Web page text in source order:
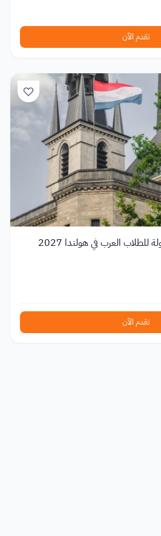
تقدم الآن
منح ماجستير ودكتوراه ممولة للطلاب العرب في هولندا 2027
تقدم الآن